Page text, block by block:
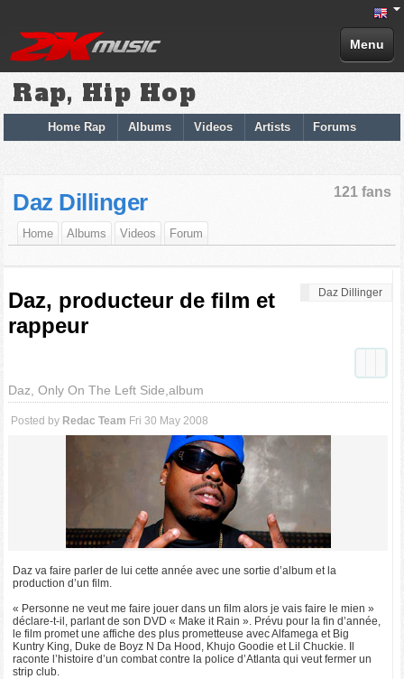
Menu
Rap, Hip Hop
Home Rap Albums Videos Artists Forums
121 fans
Daz Dillinger
Home Albums Videos Forum
Daz Dillinger
Daz, producteur de film et
rappeur
Daz, Only On The Left Side,album
Posted by Redac Team Fri 30 May 2008
Daz va faire parler de lui cette année avec une sortie d’album et la
production d’un film.
« Personne ne veut me faire jouer dans un film alors je vais faire le mien »
déclare-t-il, parlant de son DVD « Make it Rain ». Prévu pour la fin d’année,
le film promet une affiche des plus prometteuse avec Alfamega et Big
Kuntry King, Duke de Boyz N Da Hood, Khujo Goodie et Lil Chuckie. Il
raconte l’histoire d’un combat contre la police d’Atlanta qui veut fermer un
strip club.